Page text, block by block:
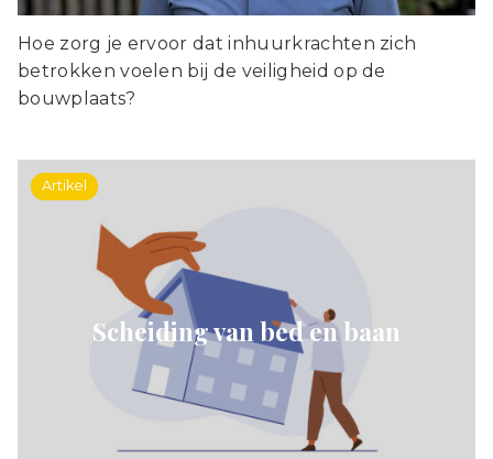
Hoe zorg je ervoor dat inhuurkrachten zich
betrokken voelen bij de veiligheid op de
bouwplaats?
Artikel
Scheiding van bed en baan